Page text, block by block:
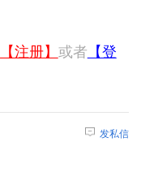
【注册】 或者 【登
发私信